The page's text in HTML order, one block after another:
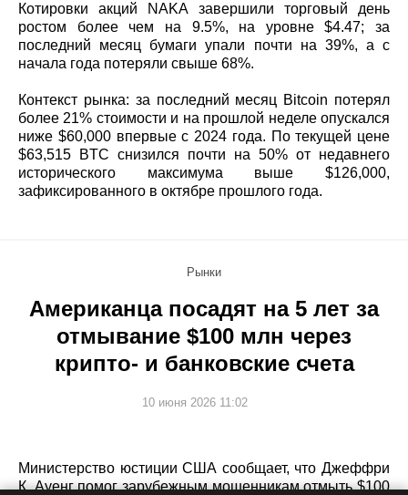
Котировки акций NAKA завершили торговый день
ростом более чем на 9.5%, на уровне $4.47; за
последний месяц бумаги упали почти на 39%, а с
начала года потеряли свыше 68%.
Контекст рынка: за последний месяц Bitcoin потерял
более 21% стоимости и на прошлой неделе опускался
ниже $60,000 впервые с 2024 года. По текущей цене
$63,515 BTC снизился почти на 50% от недавнего
исторического максимума выше $126,000,
зафиксированного в октябре прошлого года.
Рынки
Американца посадят на 5 лет за
отмывание $100 млн через
крипто- и банковские счета
10 июня 2026 11:02
Министерство юстиции США сообщает, что Джеффри
К. Ауенг помог зарубежным мошенникам отмыть $100